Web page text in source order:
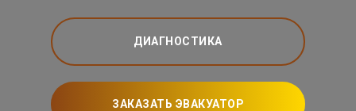
ДИАГНОСТИКА
ЗАКАЗАТЬ ЭВАКУАТОР